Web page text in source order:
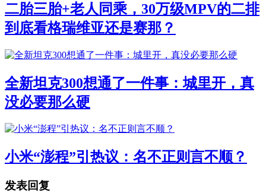
二胎三胎+老人同乘，30万级MPV的二排
到底看格瑞维亚还是赛那？
全新坦克300想通了一件事：城里开，真
没必要那么硬
小米“澎程”引热议：名不正则言不顺？
发表回复